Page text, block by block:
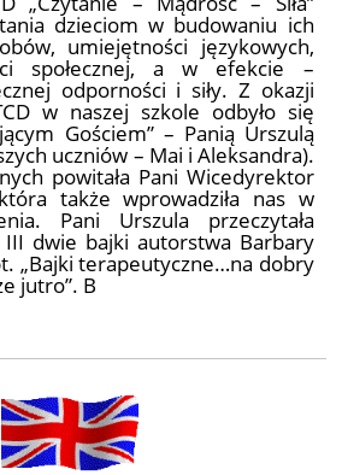
dzieciom w budowaniu ich
umiejętności językowych,
społecznej, a w efekcie –
odporności i siły. Z okazji
w naszej szkole odbyło się
Gościem” – Panią Urszulą
uczniów – Mai i Aleksandra).
powitała Pani Wicedyrektor
także wprowadziła nas w
Pani Urszula przeczytała
dwie bajki autorstwa Barbary
„Bajki terapeutyczne…na dobry
jutro”. B